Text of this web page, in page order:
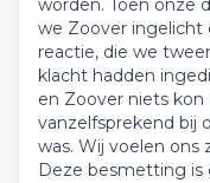
worden. Toen onze
we Zoover ingelicht
reactie, die we
klacht hadden
en Zoover niets
vanzelfsprekend bij
was. Wij voelen ons
Deze besmetting is